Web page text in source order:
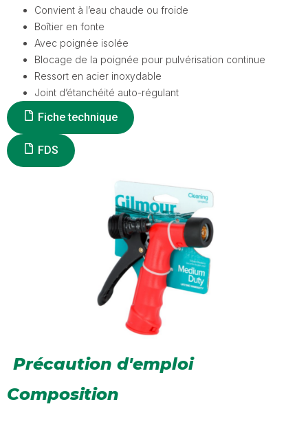
Convient à l’eau chaude ou froide
Boîtier en fonte
Avec poignée isolée
Blocage de la poignée pour pulvérisation continue
Ressort en acier inoxydable
Joint d’étanchéité auto-régulant
Fiche technique
FDS
Précaution d'emploi
Composition